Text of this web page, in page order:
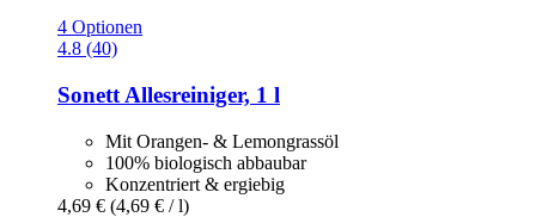
4 Optionen
4.8 (40)
Sonett Allesreiniger, 1 l
Mit Orangen- & Lemongrassöl
100% biologisch abbaubar
Konzentriert & ergiebig
4,69 € (4,69 € / l)